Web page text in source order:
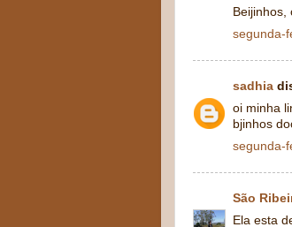
Beijinhos,
segunda-
sadhia
oi minha
bjinhos
segunda-
São
Ela esta